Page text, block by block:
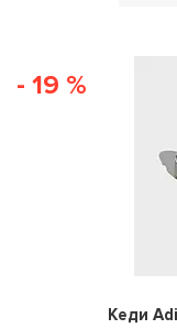
- 19 %
Кеди